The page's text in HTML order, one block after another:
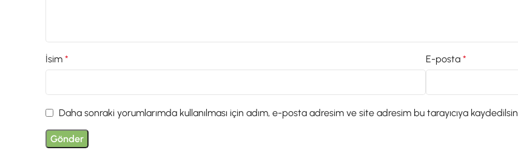
İsim* E-posta*
Daha sonraki yorumlarımda kullanılması için adım, e-posta adresim ve site adresim bu tarayıcıya kaydedilsin.